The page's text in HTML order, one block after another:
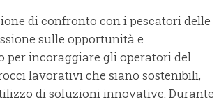
di confronto con i pescatori delle
sulle opportunità e
per incoraggiare gli operatori del
lavorativi che siano sostenibili,
di soluzioni innovative. Durante